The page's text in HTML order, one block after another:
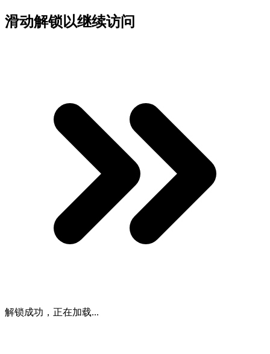
滑动解锁以继续访问
解锁成功，正在加载...